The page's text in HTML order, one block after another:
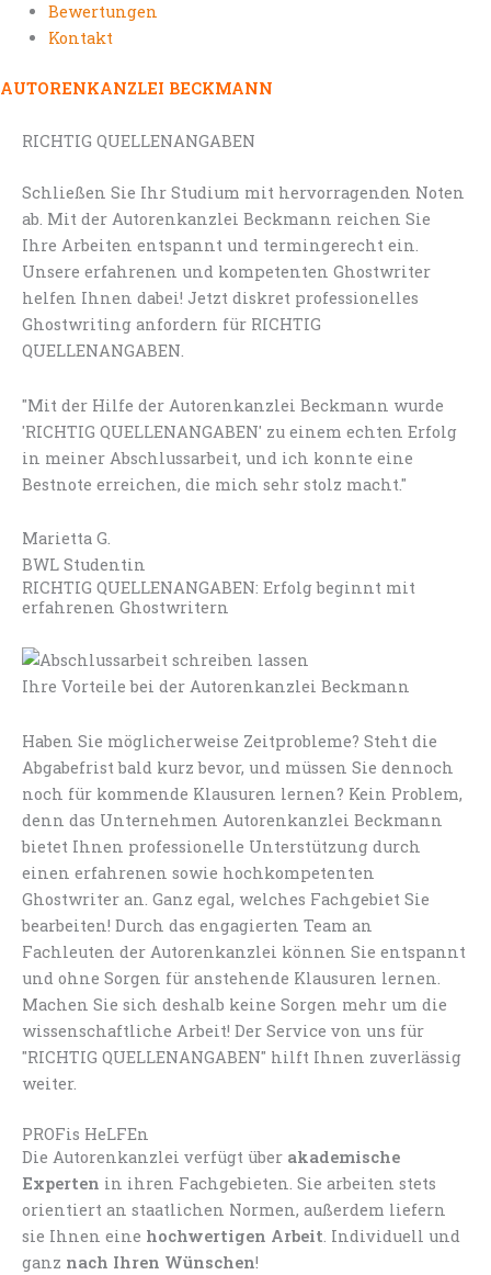
Bewertungen
Kontakt
AUTORENKANZLEI BECKMANN
RICHTIG QUELLENANGABEN
Schließen Sie Ihr Studium mit hervorragenden Noten
ab. Mit der Autorenkanzlei Beckmann reichen Sie
Ihre Arbeiten entspannt und termingerecht ein.
Unsere erfahrenen und kompetenten Ghostwriter
helfen Ihnen dabei! Jetzt diskret professionelles
Ghostwriting anfordern für RICHTIG
QUELLENANGABEN.
"Mit der Hilfe der Autorenkanzlei Beckmann wurde
'RICHTIG QUELLENANGABEN' zu einem echten Erfolg
in meiner Abschlussarbeit, und ich konnte eine
Bestnote erreichen, die mich sehr stolz macht."
Marietta G.
BWL Studentin
RICHTIG QUELLENANGABEN: Erfolg beginnt mit
erfahrenen Ghostwritern
Ihre Vorteile bei der Autorenkanzlei Beckmann
Haben Sie möglicherweise Zeitprobleme? Steht die
Abgabefrist bald kurz bevor, und müssen Sie dennoch
noch für kommende Klausuren lernen? Kein Problem,
denn das Unternehmen Autorenkanzlei Beckmann
bietet Ihnen professionelle Unterstützung durch
einen erfahrenen sowie hochkompetenten
Ghostwriter an. Ganz egal, welches Fachgebiet Sie
bearbeiten! Durch das engagierten Team an
Fachleuten der Autorenkanzlei können Sie entspannt
und ohne Sorgen für anstehende Klausuren lernen.
Machen Sie sich deshalb keine Sorgen mehr um die
wissenschaftliche Arbeit! Der Service von uns für
"RICHTIG QUELLENANGABEN" hilft Ihnen zuverlässig
weiter.
PROFis HeLFEn
Die Autorenkanzlei verfügt über akademische
Experten in ihren Fachgebieten. Sie arbeiten stets
orientiert an staatlichen Normen, außerdem liefern
sie Ihnen eine hochwertigen Arbeit. Individuell und
ganz nach Ihren Wünschen!